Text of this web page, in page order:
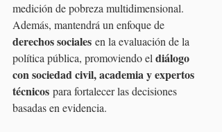
medición de pobreza multidimensional.
Además, mantendrá un enfoque de
derechos sociales en la evaluación de la
política pública, promoviendo el diálogo
con sociedad civil, academia y expertos
técnicos para fortalecer las decisiones
basadas en evidencia.